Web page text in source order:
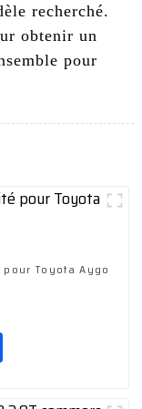
recherché.
obtenir un
pour
Toyota Aygo